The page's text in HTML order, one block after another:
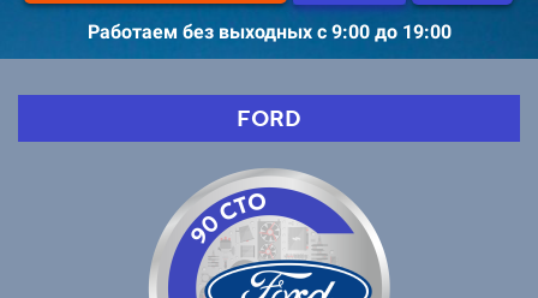
Работаем без выходных с 9:00 до 19:00
FORD